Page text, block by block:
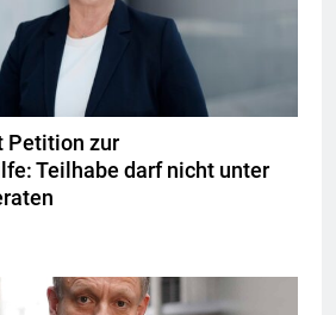
Petition zur
Teilhabe darf nicht unter